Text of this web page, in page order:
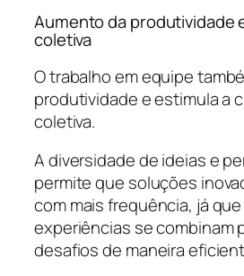
Aumento da produtividade
coletiva
O trabalho em equipe
produtividade e estimula a
coletiva.
A diversidade de ideias e
permite que soluções
com mais frequência, já
experiências se combinam
desafios de maneira